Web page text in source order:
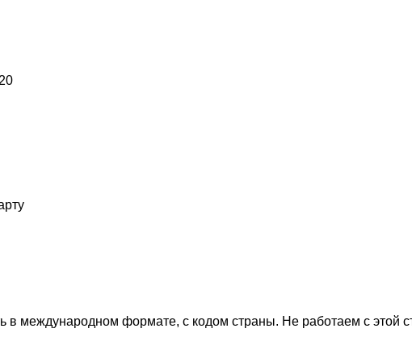
в международном формате, с кодом страны. Не работаем с этой